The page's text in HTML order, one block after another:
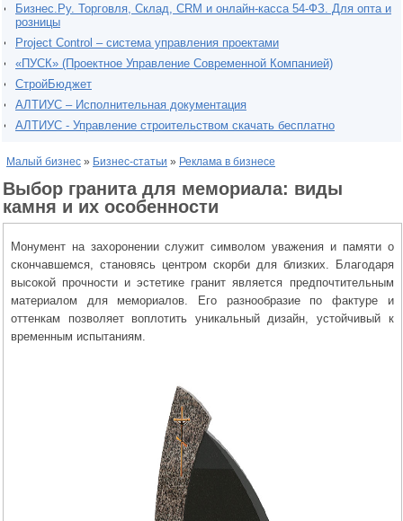
Бизнес.Ру. Торговля, Склад, CRM и онлайн-касса 54-ФЗ. Для опта и
розницы
Project Сontrol – система управления проектами
«ПУСК» (Проектное Управление Современной Компанией)
СтройБюджет
АЛТИУС – Исполнительная документация
АЛТИУС - Управление строительством скачать бесплатно
Малый бизнес » Бизнес-статьи » Реклама в бизнесе
Выбор гранита для мемориала: виды
камня и их особенности
Монумент на захоронении служит символом уважения и памяти о
скончавшемся, становясь центром скорби для близких. Благодаря
высокой прочности и эстетике гранит является предпочтительным
материалом для мемориалов. Его разнообразие по фактуре и
оттенкам позволяет воплотить уникальный дизайн, устойчивый к
временным испытаниям.